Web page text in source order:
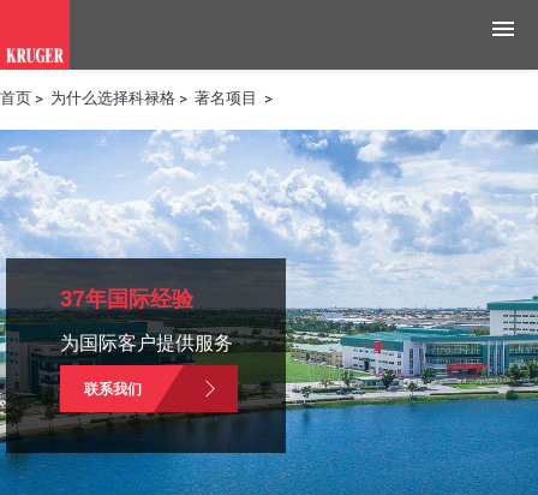
产品
应用领域
工具与资源
新闻媒体
为什么选择科禄格
招聘
联系我们
首页 > 为什么选择科禄格 > 著名项目 >
37年国际经验
为国际客户提供服务
联系我们